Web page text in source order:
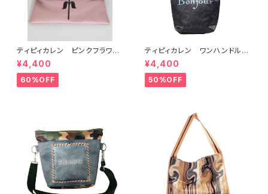
ティピィカレン ピンクフラワー
柄クラッチ型２WAYバッグ
¥4,400
60%OFF
ティピィカレン ワンハンドルベ
アブラック2WAYバゲットバッグ
¥4,400
50%OFF